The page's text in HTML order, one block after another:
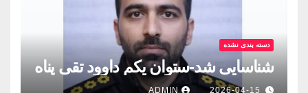
دسته بندی نشده
شناسایی شد-ستوان یکم داوود تقی پناه
2026-04-15
ADMIN